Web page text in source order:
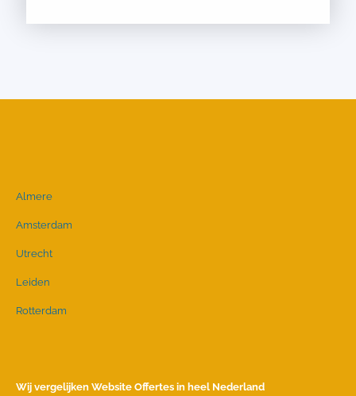
Almere
Amsterdam
Utrecht
Leiden
Rotterdam
Wij vergelijken Website Offertes in heel Nederland